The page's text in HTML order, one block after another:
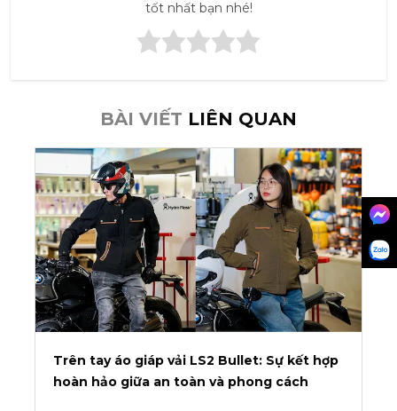
tốt nhất bạn nhé!
BÀI VIẾT LIÊN QUAN
Trên tay áo giáp vải LS2 Bullet: Sự kết hợp
hoàn hảo giữa an toàn và phong cách